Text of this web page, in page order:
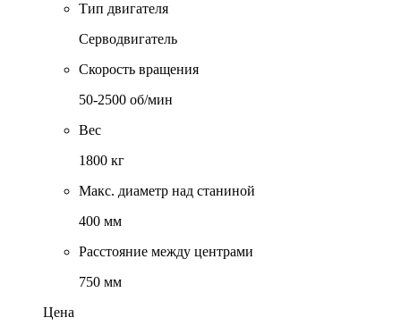
Тип двигателя
Серводвигатель
Скорость вращения
50-2500 об/мин
Вес
1800 кг
Макс. диаметр над станиной
400 мм
Расстояние между центрами
750 мм
Цена